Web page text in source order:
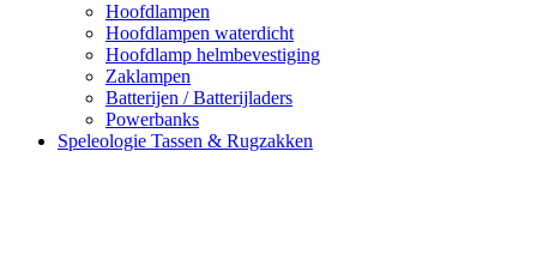
Hoofdlampen
Hoofdlampen waterdicht
Hoofdlamp helmbevestiging
Zaklampen
Batterijen / Batterijladers
Powerbanks
Speleologie Tassen & Rugzakken